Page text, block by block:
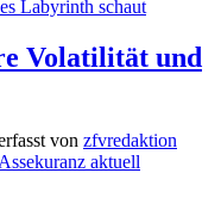
Volatilität und
von zfvredaktion
Assekuranz aktuell